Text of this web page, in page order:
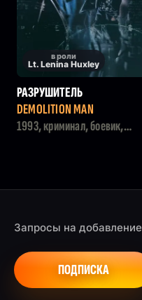
в роли
Lt. Lenina Huxley
РАЗРУШИТЕЛЬ
DEMOLITION MAN
1993, криминал, боевик,
Запросы на добавление
ПОДПИСКА